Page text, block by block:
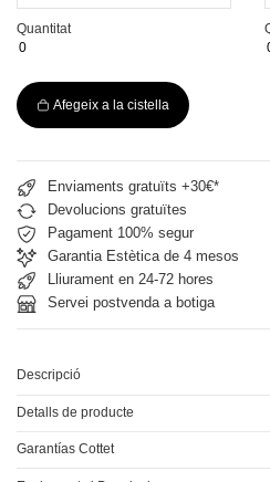
Quantitat
Afegeix a la cistella
Enviaments gratuïts +30€*
Devolucions gratuïtes
Pagament 100% segur
Garantia Estètica de 4 mesos
Lliurament en 24-72 hores
Servei postvenda a botiga
Descripció
Detalls de producte
Garantías Cottet